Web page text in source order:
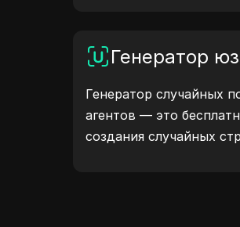
Генератор
Генератор случайных
агентов — это
создания случайных